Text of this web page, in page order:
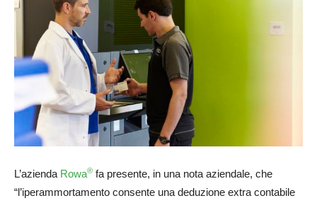
L’azienda Rowa® fa presente, in una nota aziendale, che
“l’iperammortamento consente una deduzione extra contabile